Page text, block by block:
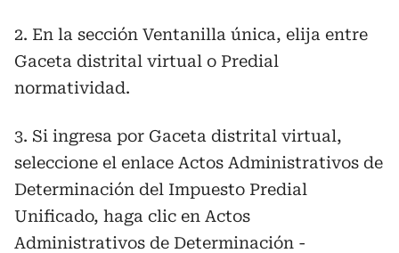
2. En la sección Ventanilla única, elija entre
Gaceta distrital virtual o Predial
normatividad.
3. Si ingresa por Gaceta distrital virtual,
seleccione el enlace Actos Administrativos de
Determinación del Impuesto Predial
Unificado, haga clic en Actos
Administrativos de Determinación -